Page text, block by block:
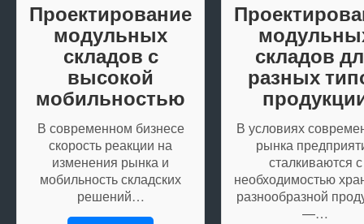
Проектирование
модульных
складов с
высокой
мобильностью
В современном бизнесе
скорость реакции на
изменения рынка и
мобильность складских
решений…
складов
разных
В условиях
рынка
сталкиваются с
необходимостью
разнообразной
—…